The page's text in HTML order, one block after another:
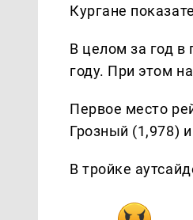
Кургане
В целом за год в
году. При этом
Первое место
Грозный (1,978)
В тройке